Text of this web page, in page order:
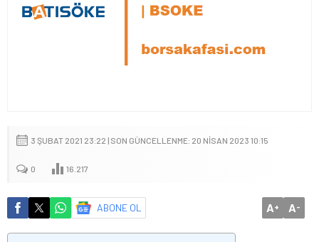
3 ŞUBAT 2021 23:22 | SON GÜNCELLENME: 20 NISAN 2023 10:15
0 16.217
ABONE OL A+ A-